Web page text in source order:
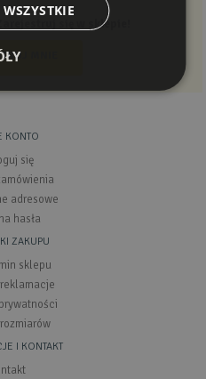
się w sklepie!
MNIE
KONTO
się
adresowe
hasła
ZAKUPU
sklepu
I KONTAKT